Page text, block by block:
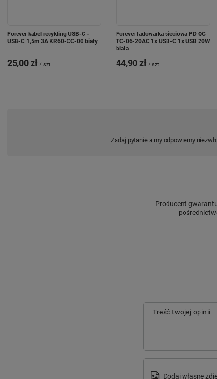
Forever kabel recykling USB-C -
USB-C 1,5m 3A KR60-CC-00 biały
25,00 zł / szt.
Forever ładowarka sieciowa PD QC
TC-06-20AC 1x USB-C 1x USB 20W
biała
44,90 zł / szt.
Zadaj pytanie a my odpowiemy
Producent
Treść twojej opinii
Dodaj własne